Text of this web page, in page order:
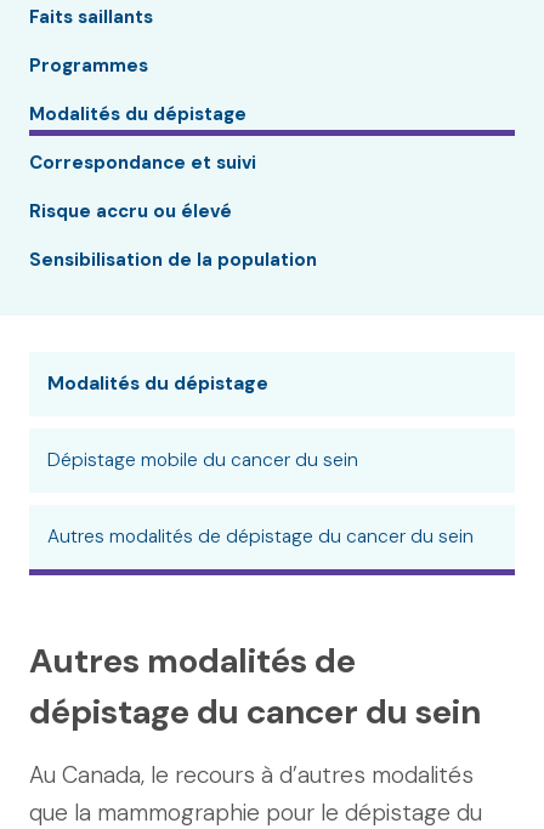
Faits saillants
Programmes
Modalités du dépistage
Correspondance et suivi
Risque accru ou élevé
Sensibilisation de la population
Modalités du dépistage
Dépistage mobile du cancer du sein
Autres modalités de dépistage du cancer du sein
Autres modalités de
dépistage du cancer du sein
Au Canada, le recours à d’autres modalités
que la mammographie pour le dépistage du